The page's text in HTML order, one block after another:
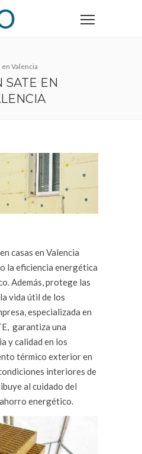
en Valencia
SATE EN
casas en Valencia
la eficiencia energética
Además, protege las
vida útil de los
especializada en
garantiza una
y calidad en los
térmico exterior en
interiores de
al cuidado del
energético.